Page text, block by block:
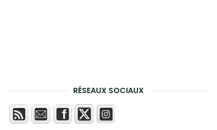
RÉSEAUX SOCIAUX